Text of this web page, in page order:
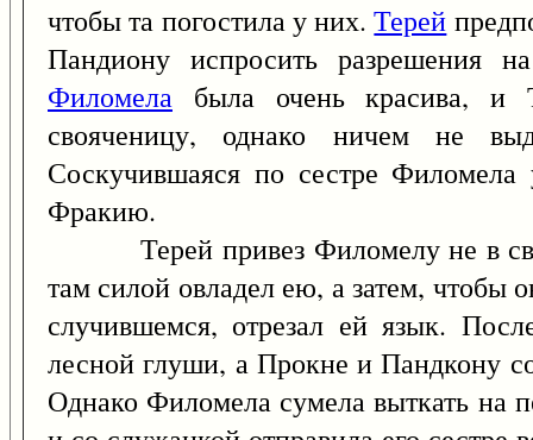
чтобы та погостила у них.Терей
Пандиону испросить разрешения
Филомела была очень красива, и
свояченицу, однако ничем не
Соскучившаяся по сестре Филомела
Фракию.
Терей привез Филомелу не в
там силой овладел ею, а затем, чтобы
случившемся, отрезал ей язык.
лесной глуши, а Прокне и Пандкону
Однако Филомела сумела выткать на